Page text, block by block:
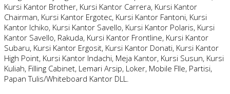
Kursi Kantor Brother, Kursi Kantor Carrera, Kursi Kantor
Chairman, Kursi Kantor Ergotec, Kursi Kantor Fantoni, Kursi
Kantor Ichiko, Kursi Kantor Savello, Kursi Kantor Polaris, Kursi
Kantor Savello, Rakuda, Kursi Kantor Frontline, Kursi Kantor
Subaru, Kursi Kantor Ergosit, Kursi Kantor Donati, Kursi Kantor
High Point, Kursi Kantor Indachi, Meja Kantor, Kursi Susun, Kursi
Kuliah, Filling Cabinet, Lemari Arsip, Loker, Mobile FIle, Partisi,
Papan Tulis/Whiteboard Kantor DLL.